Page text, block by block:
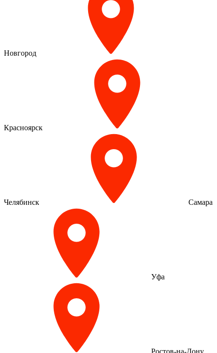
Новгород
Красноярск
Челябинск Самара
Уфа
Ростов-на-Дону